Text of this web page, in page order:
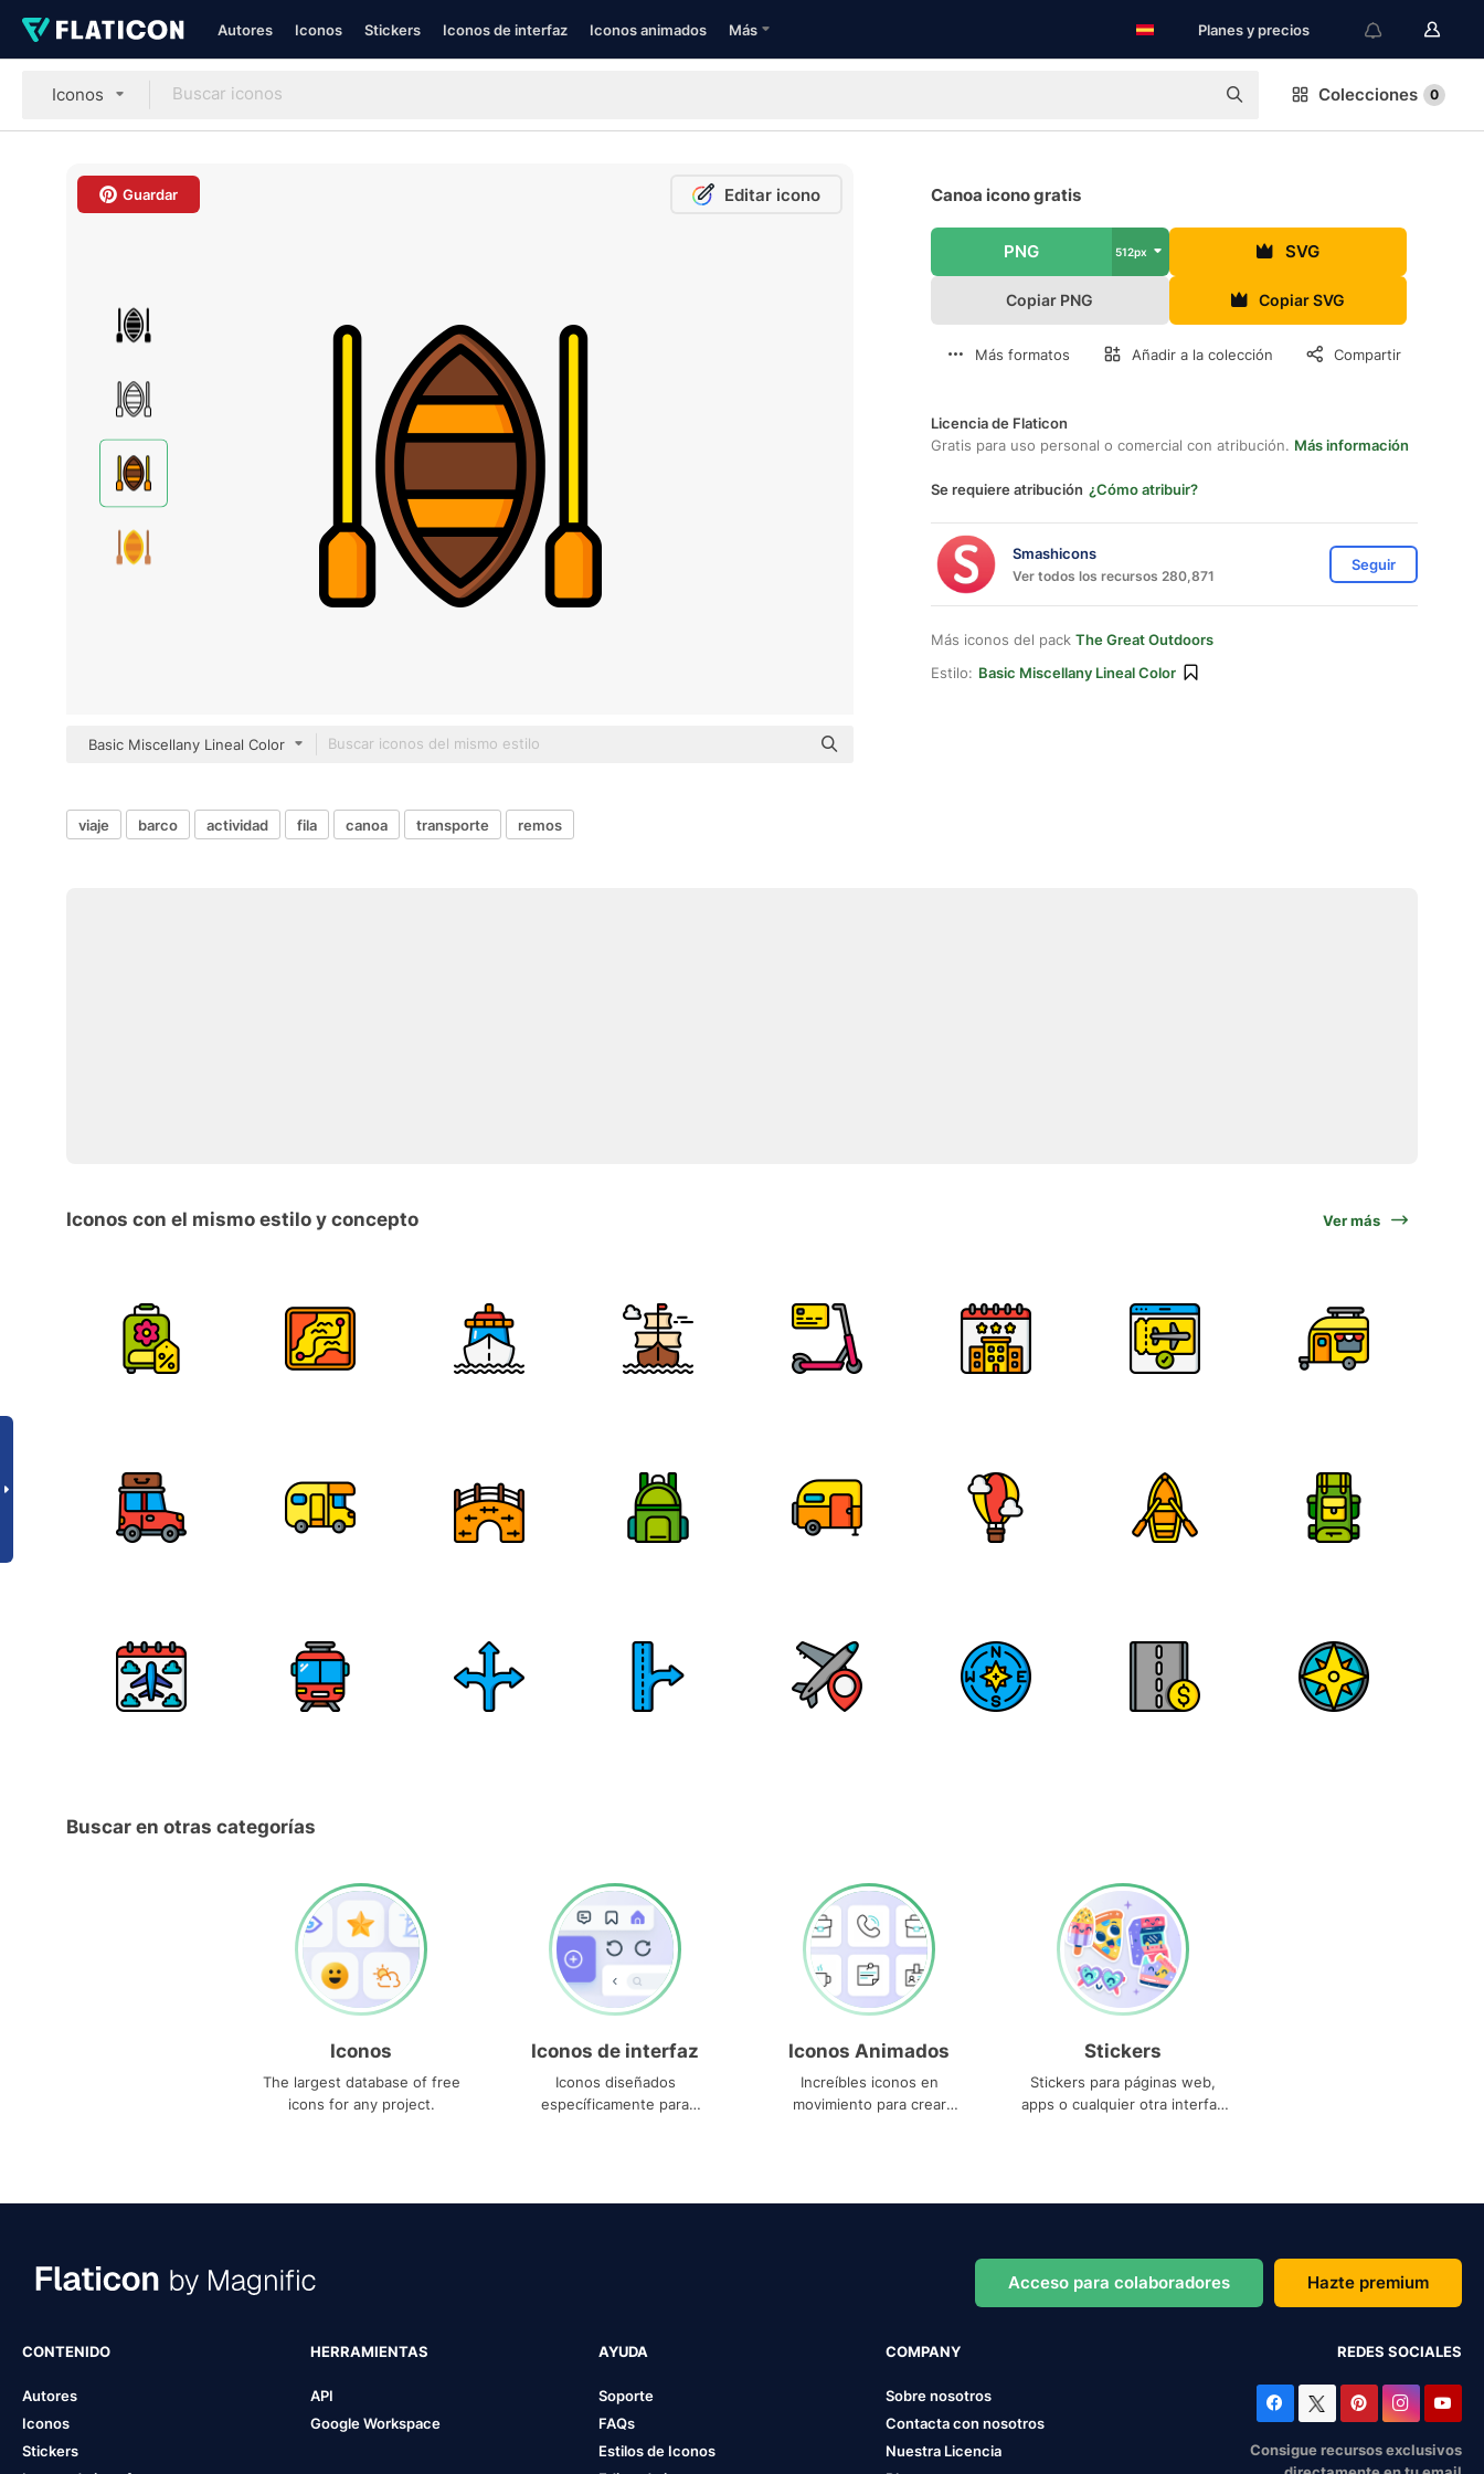
Autores Iconos Stickers Iconos de interfaz Iconos animados Más Planes y precios
Iconos Colecciones 0
Guardar Editar icono
Basic Miscellany Lineal Color
Canoa icono gratis
PNG 512px SVG
Copiar PNG Copiar SVG
Más formatos Añadir a la colección Compartir
Licencia de Flaticon
Gratis para uso personal o comercial con atribución. Más información
Se requiere atribución ¿Cómo atribuir?
Smashicons
Ver todos los recursos 280,871
Seguir
Más iconos del pack The Great Outdoors
Estilo: Basic Miscellany Lineal Color
viaje barco actividad fila canoa transporte remos
Iconos con el mismo estilo y concepto Ver más
Buscar en otras categorías
Iconos
The largest database of free
icons for any project.
Iconos de interfaz
Iconos diseñados
específicamente para
Iconos Animados
Increíbles iconos en
movimiento para crear
Stickers
Stickers para páginas web,
apps o cualquier otra interfaz
Acceso para colaboradores Hazte premium
CONTENIDO
Autores
Iconos
Stickers
HERRAMIENTAS
API
Google Workspace
AYUDA
Soporte
FAQs
Estilos de Iconos
COMPANY
Sobre nosotros
Contacta con nosotros
Nuestra Licencia
REDES SOCIALES
Consigue recursos exclusivos